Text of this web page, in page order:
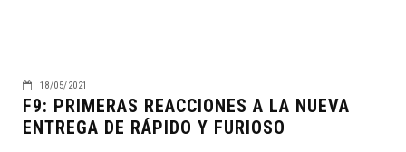
18/05/2021
F9: PRIMERAS REACCIONES A LA NUEVA
ENTREGA DE RÁPIDO Y FURIOSO